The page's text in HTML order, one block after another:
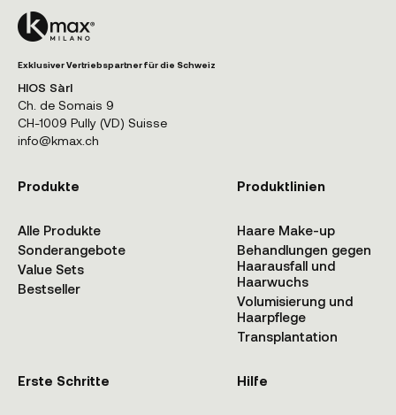
Exklusiver Vertriebspartner für die Schweiz
HIOS Sàrl
Ch. de Somais 9
CH-1009 Pully (VD) Suisse
info@kmax.ch
Produkte
Alle Produkte
Sonderangebote
Value Sets
Bestseller
Produktlinien
Haare Make-up
Behandlungen gegen
Haarausfall und
Haarwuchs
Volumisierung und
Haarpflege
Transplantation
Erste Schritte Hilfe